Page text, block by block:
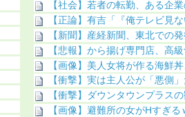
【社会】若者の転勤、ある企
【正論】有吉「『俺テレビ見
【新聞】産経新聞、東北での
【悲報】から揚げ専門店、高
【画像】美人女将が作る海鮮
【衝撃】実は主人公が「悪側
【衝撃】ダウンタウンプラス
【画像】避難所の女がHすぎる